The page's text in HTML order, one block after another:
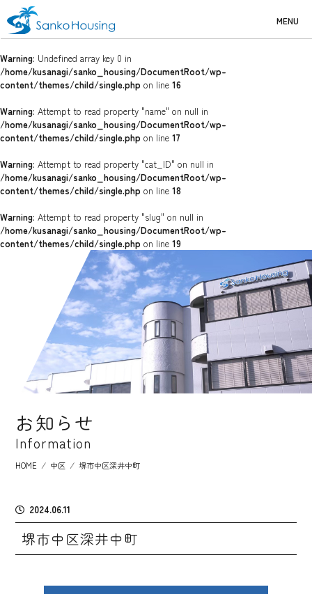
MENU
Warning: Undefined array key 0 in
/home/kusanagi/sanko_housing/DocumentRoot/wp-
content/themes/child/single.php on line 16
Warning: Attempt to read property "name" on null in
/home/kusanagi/sanko_housing/DocumentRoot/wp-
content/themes/child/single.php on line 17
Warning: Attempt to read property "cat_ID" on null in
/home/kusanagi/sanko_housing/DocumentRoot/wp-
content/themes/child/single.php on line 18
Warning: Attempt to read property "slug" on null in
/home/kusanagi/sanko_housing/DocumentRoot/wp-
content/themes/child/single.php on line 19
お知らせ
Information
HOME ⁄ 中区 ⁄ 堺市中区深井中町
2024.06.11
堺市中区深井中町